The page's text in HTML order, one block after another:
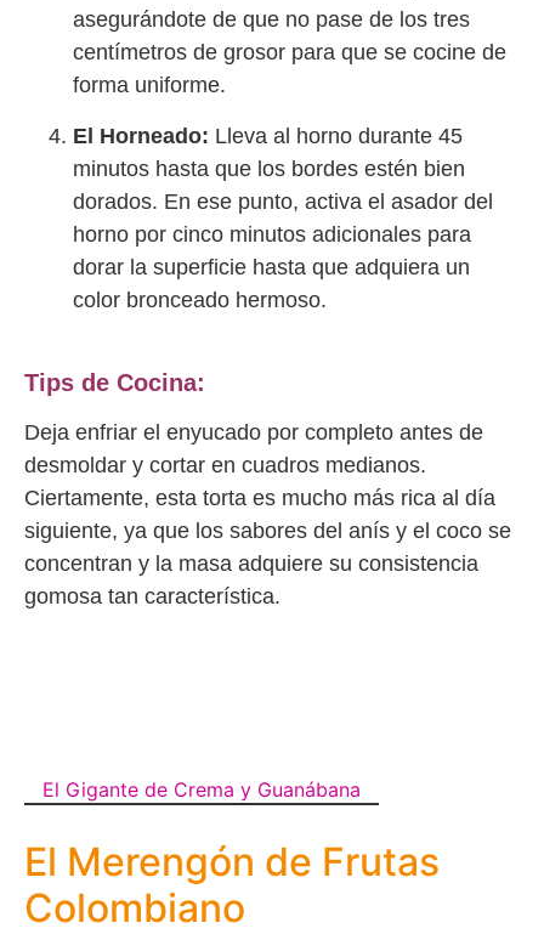
asegurándote de que no pase de los tres
centímetros de grosor para que se cocine de
forma uniforme.
El Horneado: Lleva al horno durante 45
minutos hasta que los bordes estén bien
dorados. En ese punto, activa el asador del
horno por cinco minutos adicionales para
dorar la superficie hasta que adquiera un
color bronceado hermoso.
Tips de Cocina:
Deja enfriar el enyucado por completo antes de
desmoldar y cortar en cuadros medianos.
Ciertamente, esta torta es mucho más rica al día
siguiente, ya que los sabores del anís y el coco se
concentran y la masa adquiere su consistencia
gomosa tan característica.
El Gigante de Crema y Guanábana
El Merengón de Frutas
Colombiano